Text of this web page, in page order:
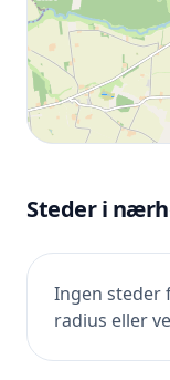
Steder i
Ingen steder
radius eller